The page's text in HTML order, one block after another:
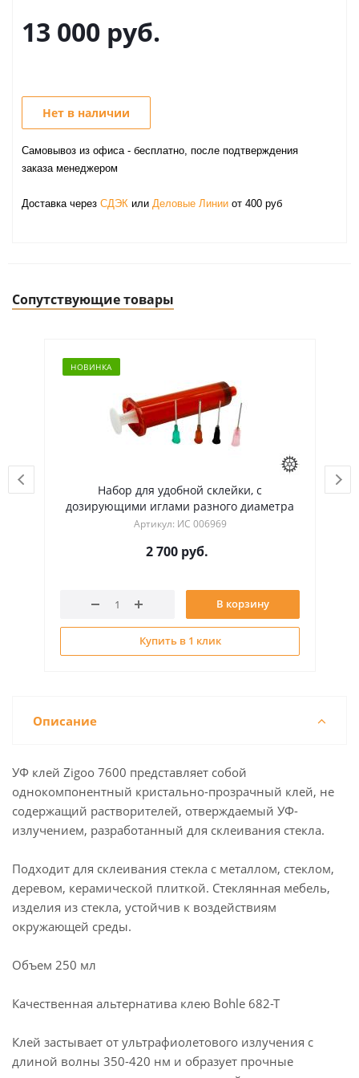
13 000 руб.
Нет в наличии
Самовывоз из офиса - бесплатно, после подтверждения
заказа менеджером
Доставка через СДЭК или Деловые Линии от 400 руб
Сопутствующие товары
Набор для удобной склейки, с
дозирующими иглами разного диаметра
Артикул: ИС 006969
руб.
В корзину
Купить в 1 клик
Описание
УФ клей Zigoo 7600 представляет собой
однокомпонентный кристально-прозрачный клей, не
содержащий растворителей, отверждаемый УФ-
излучением, разработанный для склеивания стекла.
Подходит для склеивания стекла с металлом, стеклом,
деревом, керамической плиткой. Стеклянная мебель,
изделия из стекла, устойчив к воздействиям
окружающей среды.
Объем 250 мл
Качественная альтернатива клею Bohle 682-T
Клей застывает от ультрафиолетового излучения с
длиной волны 350-420 нм и образует прочные